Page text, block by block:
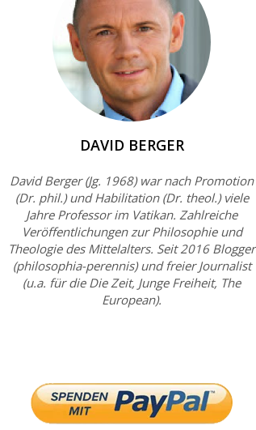
DAVID BERGER
David Berger (Jg. 1968) war nach Promotion
(Dr. phil.) und Habilitation (Dr. theol.) viele
Jahre Professor im Vatikan. Zahlreiche
Veröffentlichungen zur Philosophie und
Theologie des Mittelalters. Seit 2016 Blogger
(philosophia-perennis) und freier Journalist
(u.a. für die Die Zeit, Junge Freiheit, The
European).